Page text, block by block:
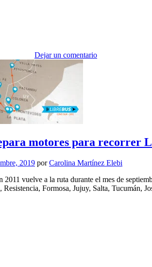
Dejar un comentario
motores para recorrer
2019 porCarolina Martínez Elebi
2011 vuelve a la ruta durante el mes de
Formosa, Jujuy, Salta, Tucumán,